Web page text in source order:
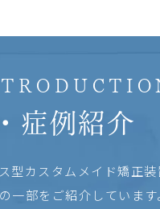
症例紹介
型カスタムメイド矯正装
一部をご紹介しています